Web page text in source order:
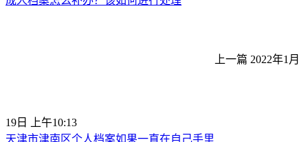
上一篇 2022年1月
19日 上午10:13
天津市津南区个人档案如果一直在自己手里